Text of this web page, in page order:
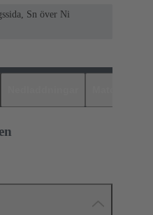
Sn över Ni